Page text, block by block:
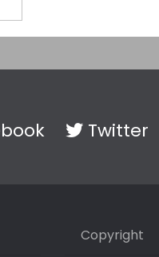
Twitter
Copyright